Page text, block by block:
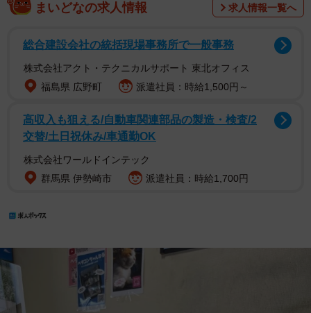
まいどなの求人情報 求人情報一覧へ
総合建設会社の統括現場事務所で一般事務
株式会社アクト・テクニカルサポート 東北オフィス
福島県 広野町
派遣社員：時給1,500円～
高収入も狙える/自動車関連部品の製造・検査/2
交替/土日祝休み/車通勤OK
株式会社ワールドインテック
群馬県 伊勢崎市
派遣社員：時給1,700円